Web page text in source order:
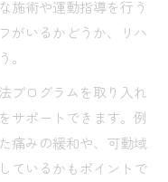
する不安の解消法
な場合の注意点
施術や運動指導を行う
がいるかどうか、リハ
。
プログラムを取り入れ
サポートできます。例
痛みの緩和や、可動域
ているかもポイントで